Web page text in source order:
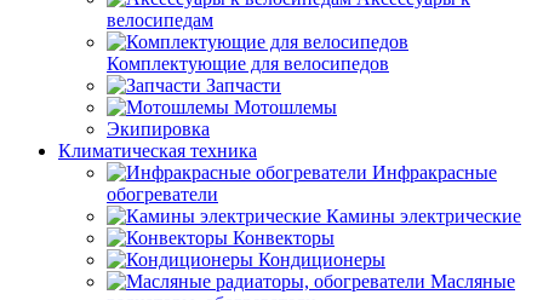
велосипедам
Комплектующие для велосипедов
Запчасти
Мотошлемы
Экипировка
Климатическая техника
Инфракрасные
обогреватели
Камины электрические
Конвекторы
Кондиционеры
Масляные